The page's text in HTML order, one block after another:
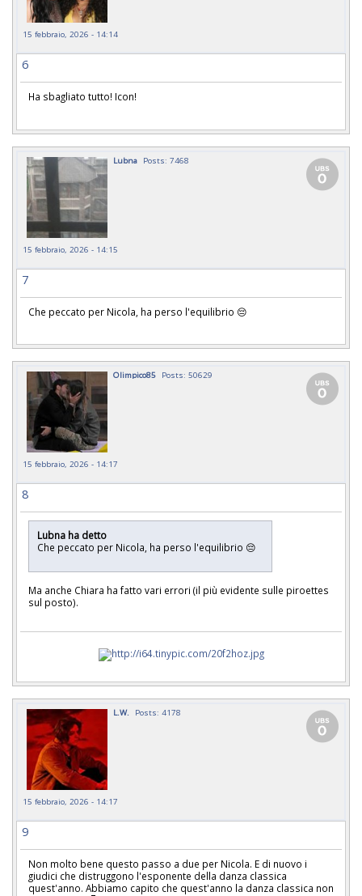
15 febbraio, 2026 - 14:14
6
Ha sbagliato tutto! Icon!
Lubna Posts: 7468
15 febbraio, 2026 - 14:15
7
Che peccato per Nicola, ha perso l'equilibrio 😔
Olimpico85 Posts: 50629
15 febbraio, 2026 - 14:17
8
Lubna ha detto
Che peccato per Nicola, ha perso l'equilibrio 😔
Ma anche Chiara ha fatto vari errori (il più evidente sulle piroettes
sul posto).
L.W. Posts: 4178
15 febbraio, 2026 - 14:17
9
Non molto bene questo passo a due per Nicola. E di nuovo i
giudici che distruggono l'esponente della danza classica
quest'anno. Abbiamo capito che quest'anno la danza classica non